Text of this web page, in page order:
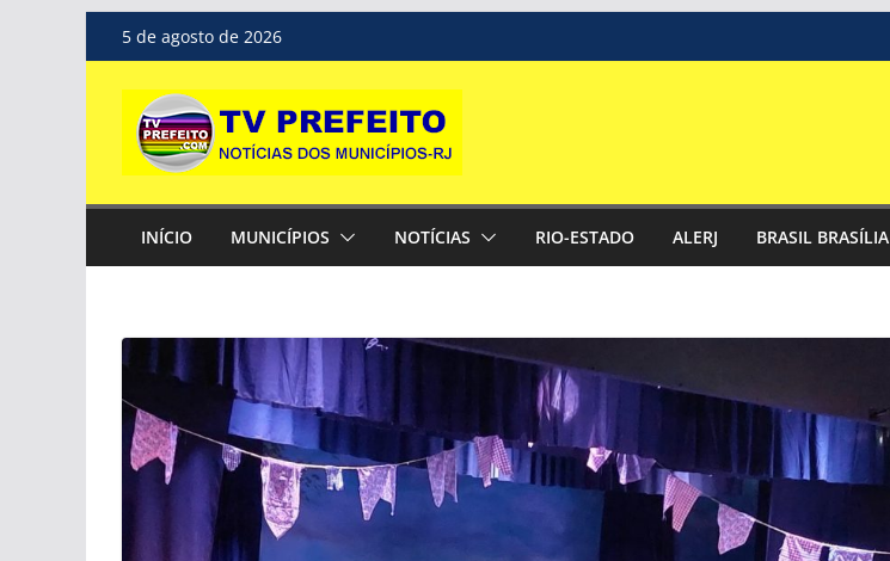
Pular
para
conteúdo
5 de agosto de 2026
INÍCIO MUNICÍPIOS NOTÍCIAS RIO-ESTADO ALERJ BRASIL BRASÍLIA